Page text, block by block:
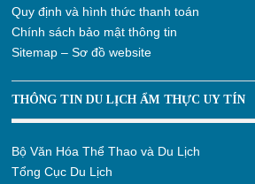
Quy định và hình thức thanh toán
Chính sách bảo mật thông tin
Sitemap – Sơ đồ website
THÔNG TIN DU LỊCH ẨM THỰC UY TÍN
Bộ Văn Hóa Thể Thao và Du Lịch
Tổng Cục Du Lịch